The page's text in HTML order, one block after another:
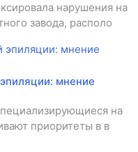
нарушения на
завода, располо
мнение
на
приоритеты в в